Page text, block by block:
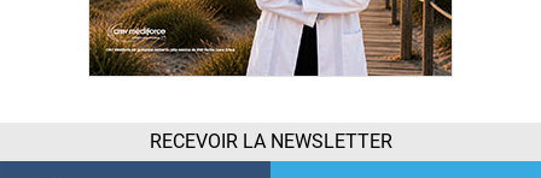
RECEVOIR LA NEWSLETTER